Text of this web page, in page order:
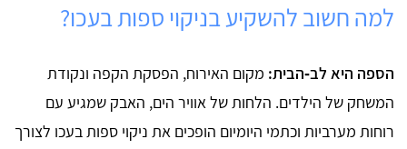
למה חשוב להשקיע בניקוי ספות בעכו?
הספה היא לב‑הבית: מקום האירוח, הפסקת הקפה ונקודת
המשחק של הילדים. הלחות של אוויר הים, האבק שמגיע עם
רוחות מערביות וכתמי היומיום הופכים את ניקוי ספות בעכו לצורך